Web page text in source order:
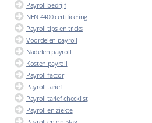
Payroll bedrijf
NEN 4400 certificering
Payroll tips en tricks
Voordelen payroll
Nadelen payroll
Kosten payroll
Payroll factor
Payroll tarief
Payroll tarief checklist
Payroll en ziekte